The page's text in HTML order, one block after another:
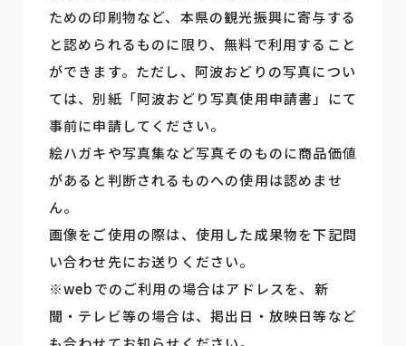
ための印刷物など、本県の観光振興に寄与する
と認められるものに限り、無料で利用すること
ができます。ただし、阿波おどりの写真につい
ては、別紙「阿波おどり写真使用申請書」にて
事前に申請してください。
絵ハガキや写真集など写真そのものに商品価値
があると判断されるものへの使用は認めませ
ん。
画像をご使用の際は、使用した成果物を下記問
い合わせ先にお送りください。
※webでのご利用の場合はアドレスを、新
聞・テレビ等の場合は、掲出日・放映日等など